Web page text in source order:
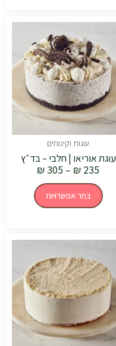
עוגות וקינוחים
עוגת אוריאו | חלבי – בד״ץ
₪ 235
–
₪ 305
טווח
עד
בחר אפשרויות
למוצר
יש
מספר
סוגים.
ניתן
לבחור
את
טווח
עד
למוצר
יש
מספר
סוגים.
ניתן
לבחור
את